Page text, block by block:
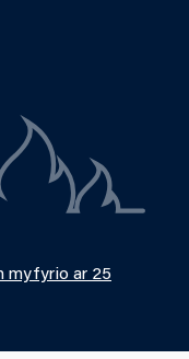
myfyrio ar 25